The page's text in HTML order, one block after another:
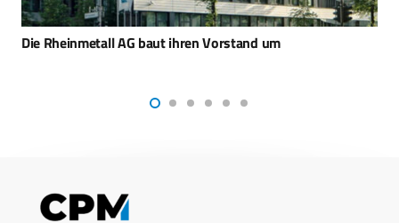
Neue Drohnenabwehr Sky Sphere von Diehl Defence